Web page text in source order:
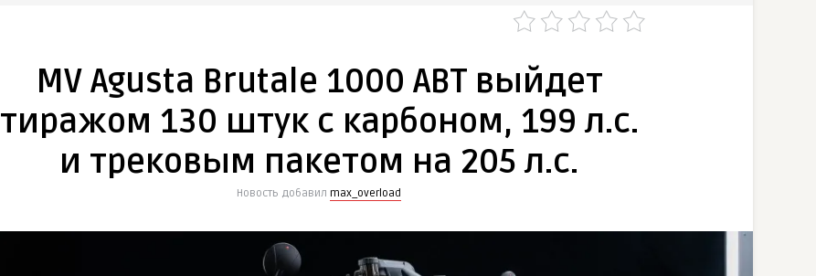
MV Agusta Brutale 1000 ABT выйдет
тиражом 130 штук с карбоном, 199 л.с.
и трековым пакетом на 205 л.с.
Новость добавил max_overload